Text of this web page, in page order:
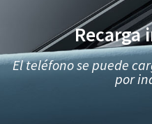
El teléfono se puede
por